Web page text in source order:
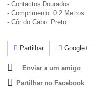
- Contactos Dourados
- Comprimento: 0.2 Metros
- Côr do Cabo: Preto
Partilhar Google+
Enviar a um amigo
Partilhar no Facebook